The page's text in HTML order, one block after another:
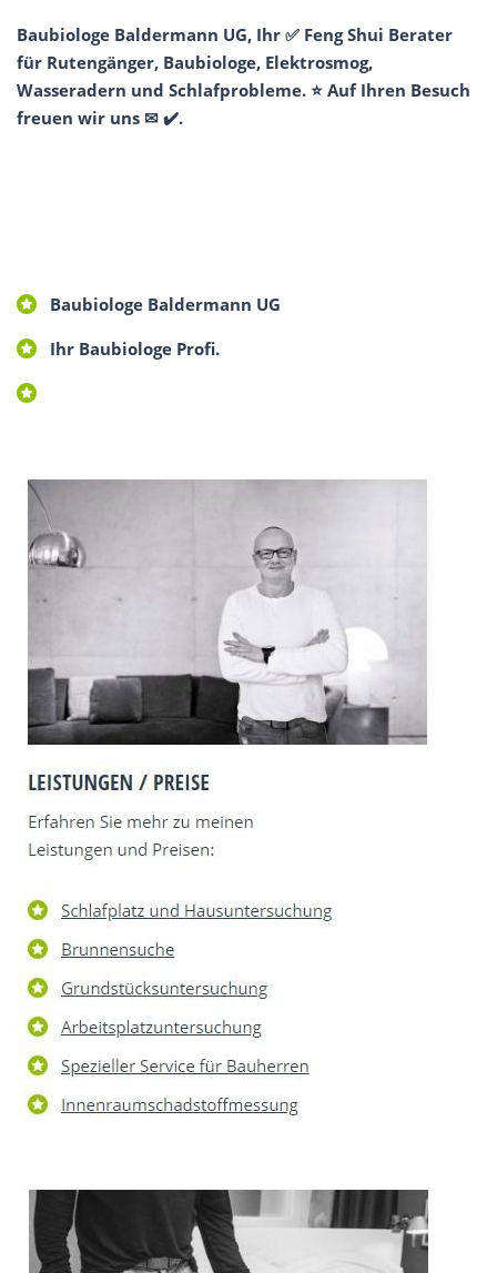
Baubiologe Baldermann UG, Ihr ✅ Feng Shui Berater
für Rutengänger, Baubiologe, Elektrosmog,
Wasseradern und Schlafprobleme. ⭐ Auf Ihren Besuch
freuen wir uns ✉ ✔️.
Baubiologe Baldermann UG
Ihr Baubiologe Profi.